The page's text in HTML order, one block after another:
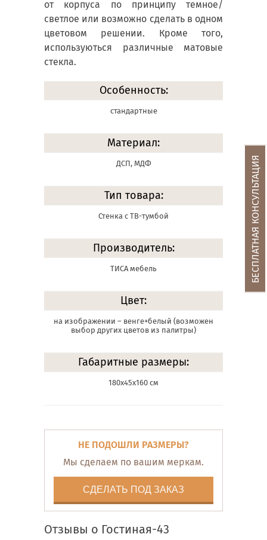
от корпуса по принципу темное/
светлое или возможно сделать в одном
цветовом решении. Кроме того,
используються различные матовые
стекла.
Особенность:
стандартные
Материал:
ДСП, МДФ
Тип товара:
Стенка с ТВ-тумбой
Производитель:
ТИСА мебель
Цвет:
на изображении – венге+белый (возможен
выбор других цветов из палитры)
Габаритные размеры:
180х45х160 см
НЕ ПОДОШЛИ РАЗМЕРЫ?
Мы сделаем по вашим меркам.
СДЕЛАТЬ ПОД ЗАКАЗ
Отзывы о Гостиная-43
БЕСПЛАТНАЯ КОНСУЛЬТАЦИЯ